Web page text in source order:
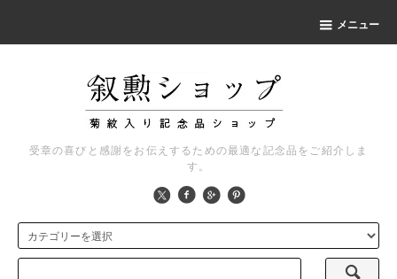
メニュー
受章の喜びと感謝をお伝えするための最適な記念品をご紹介しま
す。